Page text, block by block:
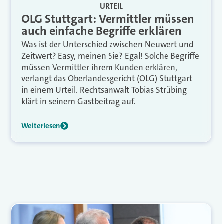
URTEIL
OLG Stuttgart: Vermittler müssen
auch einfache Begriffe erklären
Was ist der Unterschied zwischen Neuwert und
Zeitwert? Easy, meinen Sie? Egal! Solche Begriffe
müssen Vermittler ihrem Kunden erklären,
verlangt das Oberlandesgericht (OLG) Stuttgart
in einem Urteil. Rechtsanwalt Tobias Strübing
klärt in seinem Gastbeitrag auf.
Weiterlesen